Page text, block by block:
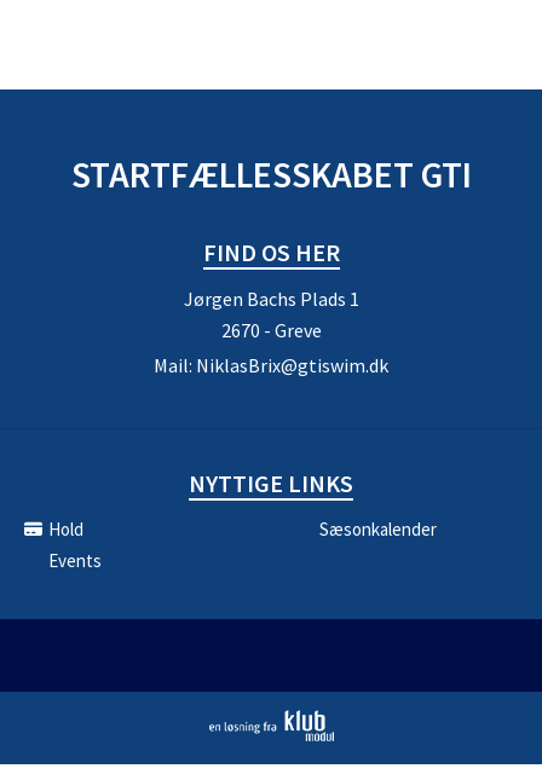
STARTFÆLLESSKABET GTI
FIND OS HER
Jørgen Bachs Plads 1
2670 - Greve
Mail: NiklasBrix@gtiswim.dk
NYTTIGE LINKS
Hold
Sæsonkalender
Events